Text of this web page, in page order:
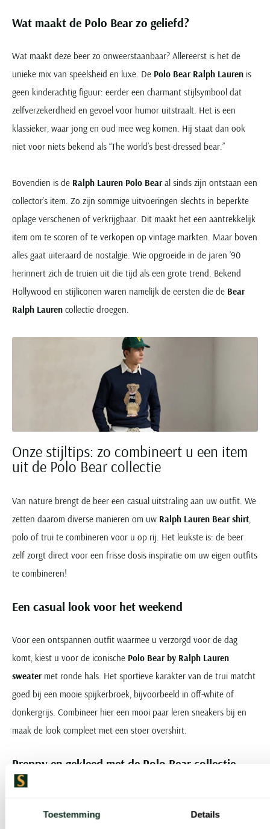
Toestemming Details
Wat maakt de Polo Bear zo geliefd?
Wat maakt deze beer zo onweerstaanbaar? Allereerst is het de
unieke mix van speelsheid en luxe. De Polo Bear Ralph Lauren is
geen kinderachtig figuur: eerder een charmant stijlsymbool dat
zelfverzekerdheid en gevoel voor humor uitstraalt. Het is een
klassieker, waar jong en oud mee weg komen. Hij staat dan ook
niet voor niets bekend als “The world’s best-dressed bear.”
Bovendien is de Ralph Lauren Polo Bearal sinds zijn ontstaan een
collector’s item. Zo zijn sommige uitvoeringen slechts in beperkte
oplage verschenen of verkrijgbaar. Dit maakt het een aantrekkelijk
item om te scoren of te verkopen op vintage markten. Maar boven
alles gaat uiteraard de nostalgie. Wie opgroeide in de jaren ’90
herinnert zich de truien uit die tijd als een grote trend. Bekend
Hollywood en stijliconen waren namelijk de eersten die de Bear
Ralph Lauren collectie droegen.
Onze stijltips: zo combineert u een item
uit de Polo Bear collectie
Van nature brengt de beer een casual uitstraling aan uw outfit. We
zetten daarom diverse manieren om uw Ralph Lauren Bear shirt
polo of trui te combineren voor u op rij. Het leukste is: de beer
zelf zorgt direct voor een frisse dosis inspiratie om uw eigen outfits
te combineren!
Een casual look voor het weekend
Voor een ontspannen outfit waarmee u verzorgd voor de dag
komt, kiest u voor de iconische Polo Bear by Ralph Lauren
sweatermet ronde hals. Het sportieve karakter van de trui matcht
goed bij een mooie spijkerbroek, bijvoorbeeld in off-white of
donkergrijs. Combineer hier een mooi paar leren sneakers bij en
maak de look compleet met een stoer overshirt.
Preppy en gekleed met de Polo Bear collectie
poloshirt uit dePolo Ralph Lauren Bear Polo
collectie draait u zo